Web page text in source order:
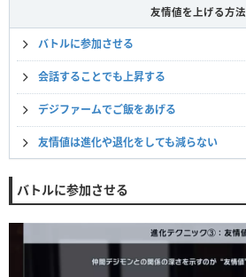
友情値を上げる方法
バトルに参加させる
会話することでも上昇する
デジファームでご飯をあげる
友情値は進化や退化をしても減らない
バトルに参加させる